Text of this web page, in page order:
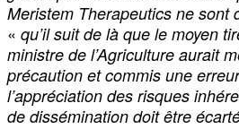
Meristem Therapeutics ne sont
« qu’il suit de là que le moyen
ministre de l’Agriculture aurait
précaution et commis une
l’appréciation des risques
de dissémination doit être